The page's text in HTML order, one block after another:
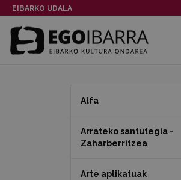
EIBARKO UDALA
Alfa
Arrateko santutegia -
Zaharberritzea
Arte aplikatuak